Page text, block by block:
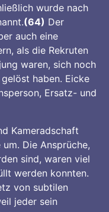
wurde nach
(64) Der
auch eine
als die Rekruten
waren, sich noch
haben. Eicke
Ersatz- und
Kameradschaft
Die Ansprüche,
sind, waren viel
werden konnten.
von subtilen
jeder sein